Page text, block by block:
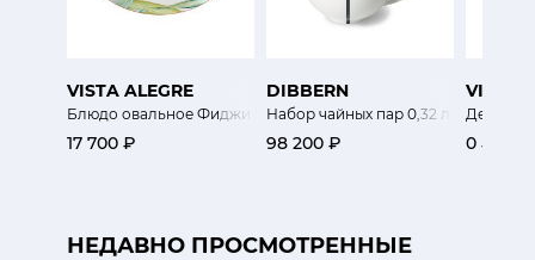
VISTA ALEGRE
Блюдо овальное Фиджи 6 шт
17 700 ₽
DIBBERN
Набор чайных пар 0,32 л Чёрный
98 200 ₽
VISTA
Детский
0 ₽
НЕДАВНО ПРОСМОТРЕННЫЕ